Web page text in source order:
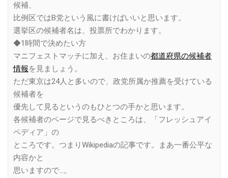
候補、
比例区ではB党という風に書けばいいと思います。
選挙区の候補者名は、投票所でわかります。
◆1時間で決めたい方
マニフェストマッチに加え、お住まいの都道府県の候補者
情報を見ましょう。
ただ東京は24人と多いので、政党所属か推薦を受けている
候補者を
優先して見るというのもひとつの手かと思います。
各候補者のページで見るべきところは、「フレッシュアイ
ペディア」の
ところです。つまりWikipediaの記事です。まあ一番公平な
内容かと
思いますので…。